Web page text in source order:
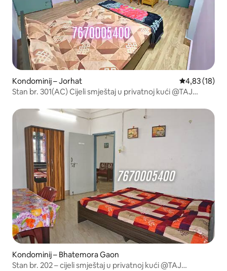
Kondominij – Jorhat Prosječna
4,83 (18)
Stan br. 301(AC) Cijeli smještaj u privatnoj kući @TAJ
Kondominij – Bhatemora Gaon
Stan br. 202 – cijeli smještaj u privatnoj kući @TAJ